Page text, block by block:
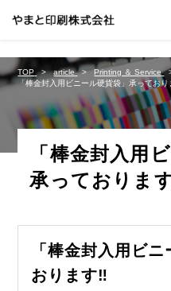
TOP article
Printing ＆ Service
「棒金封入用ビニール硬貨袋」承っており
「棒金封入用
承っておりま
「棒金封入用ビ
おります‼